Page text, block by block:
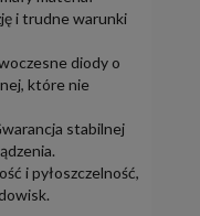
i trudne warunki
diody o
które nie
stabilnej
i pyłoszczelność,